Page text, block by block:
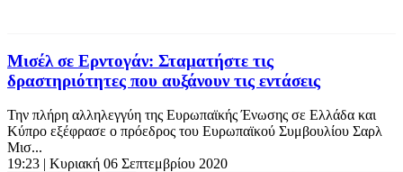
Mισέλ σε Ερντογάν: Σταματήστε τις
δραστηριότητες που αυξάνουν τις εντάσεις
Την πλήρη αλληλεγγύη της Ευρωπαϊκής Ένωσης σε Ελλάδα και
Κύπρο εξέφρασε ο πρόεδρος του Ευρωπαϊκού Συμβουλίου Σαρλ
Μισ...
19:23 | Κυριακή 06 Σεπτεμβρίου 2020